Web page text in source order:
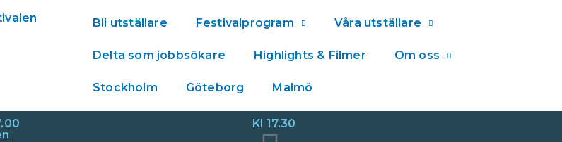
Bli utställare Festivalprogram Våra utställare
Delta som jobbsökare Highlights & Filmer Om oss
Stockholm Göteborg Malmö
Kl 17.30